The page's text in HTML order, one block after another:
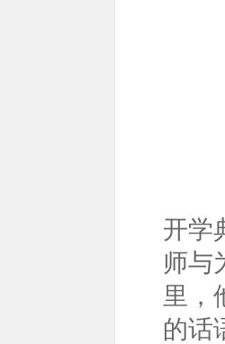
开学
师与
里，
的话